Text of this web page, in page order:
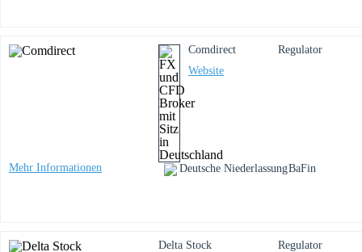
Comdirect
Website
Regulator
Mehr Informationen Deutsche NiederlassungBaFin
Delta Stock
Regulator